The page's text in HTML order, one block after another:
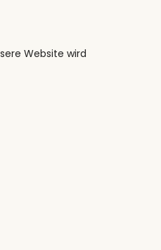
Website wird